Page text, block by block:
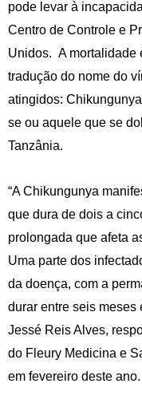
pode levar à
Centro de Controle e
Unidos. A mortalidade
tradução do nome do
atingidos:
se ou aquele que se
Tanzânia.
“A Chikungunya
que dura de dois a
prolongada que afeta
Uma parte dos
da doença, com a
durar entre seis meses
Jessé Reis Alves,
do Fleury Medicina e
em fevereiro deste ano.